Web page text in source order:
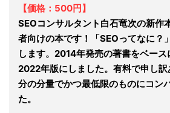
【価格：500円】
SEOコンサルタント白石竜次の新作
者向けの本です！「SEOってなに？
します。2014年発売の著書をベー
2022年版にしました。有料で申し訳
分の分量でかつ最低限のものにコン
た。